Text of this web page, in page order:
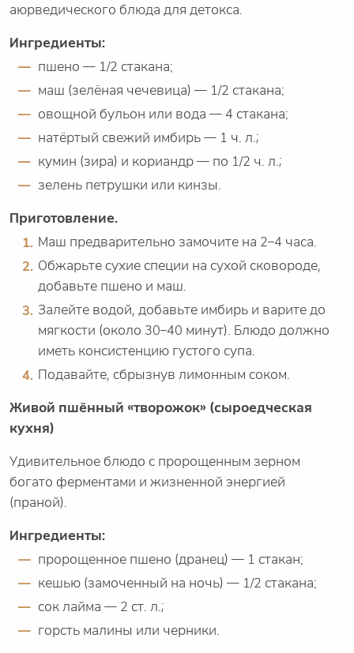
аюрведического блюда для детокса.
Ингредиенты:
пшено — 1/2 стакана;
маш (зелёная чечевица) — 1/2 стакана;
овощной бульон или вода — 4 стакана;
натёртый свежий имбирь — 1 ч. л.;
кумин (зира) и кориандр — по 1/2 ч. л.;
зелень петрушки или кинзы.
Приготовление.
Маш предварительно замочите на 2–4 часа.
Обжарьте сухие специи на сухой сковороде,
добавьте пшено и маш.
Залейте водой, добавьте имбирь и варите до
мягкости (около 30–40 минут). Блюдо должно
иметь консистенцию густого супа.
Подавайте, сбрызнув лимонным соком.
Живой пшённый «творожок» (сыроедческая
кухня)
Удивительное блюдо с пророщенным зерном
богато ферментами и жизненной энергией
(праной).
Ингредиенты:
пророщенное пшено (дранец) — 1 стакан;
кешью (замоченный на ночь) — 1/2 стакана;
сок лайма — 2 ст. л.;
горсть малины или черники.